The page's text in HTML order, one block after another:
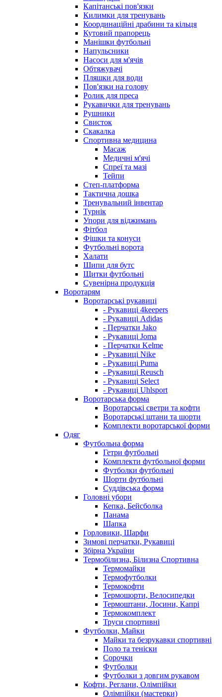
Капітанські пов'язки
Килимки для тренувань
Координаційні драбини та кільця
Кутовий прапорець
Манішки футбольні
Напульсники
Насоси для м'ячів
Обтяжувачі
Пляшки для води
Пов'язки на голову
Ролик для преса
Рукавички для тренувань
Рушники
Свисток
Скакалка
Спортивна медицина
Масаж
Медичні м'ячі
Спреї та мазі
Тейпи
Степ-платформа
Тактична дошка
Тренувальний інвентар
Турнік
Упори для віджимань
Фітбол
Фішки та конуси
Футбольні ворота
Халати
Шипи для бутс
Щитки футбольні
Сувенірна продукція
Воротарям
Воротарські рукавиці
- Рукавиці 4keepers
- Рукавиці Adidas
- Перчатки Jako
- Рукавиці Joma
- Перчатки Kelme
- Рукавиці Nike
- Рукавиці Puma
- Рукавиці Reusch
- Рукавиці Select
- Рукавиці Uhlsport
Воротарська форма
Воротарські светри та кофти
Воротарські штани та шорти
Комплекти воротарської форми
Одяг
Футбольна форма
Гетри футбольні
Комплекти футбольної форми
Футболки футбольні
Шорти футбольні
Суддівська форма
Головні убори
Кепка, Бейсболка
Панама
Шапка
Горловики, Шарфи
Зимові перчатки, Рукавиці
Збірна України
Термобілизна, Білизна Спортивна
Термомайки
Термофутболки
Термокофти
Термошорти, Велосипедки
Термоштани, Лосини, Капрі
Термокомплект
Труси спортивні
Футболки, Майки
Майки та безрукавки спортивні
Поло та теніски
Сорочки
Футболки
Футболки з довгим рукавом
Кофти, Реглани, Олімпійки
Олімпійки (мастерки)